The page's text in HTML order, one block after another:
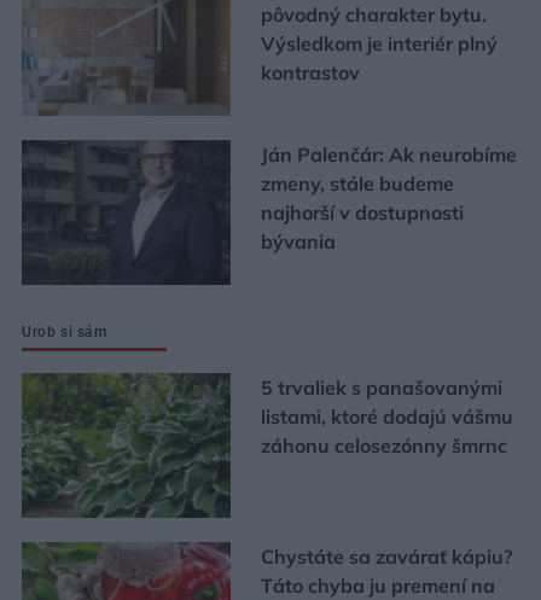
pôvodný charakter bytu.
Výsledkom je interiér plný
kontrastov
Ján Palenčár: Ak neurobíme
zmeny, stále budeme
najhorší v dostupnosti
bývania
Urob si sám
5 trvaliek s panašovanými
listami, ktoré dodajú vášmu
záhonu celosezónny šmrnc
Chystáte sa zavárať kápiu?
Táto chyba ju premení na